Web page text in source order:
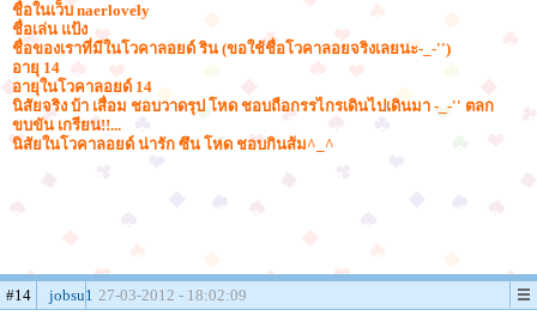
ชื่อในเว็บ naerlovely
ชื่อเล่น แป้ง
ชื่อของเราที่มีในโวคาลอยด์ ริน (ขอใช้ชื่อโวคาลอยจริงเลยนะ-_-'')
อายุ 14
อายุในโวคาลอยด์ 14
นิสัยจริง บ้า เสื่อม ชอบวาดรุป โหด ชอบถือกรรไกรเดินไปเดินมา -_-'' ตลก
ขบขัน เกรียน!!...
นิสัยในโวคาลอยด์ น่ารัก ซึน โหด ชอบกินส้ม^_^
#14 jobsu1 27-03-2012 - 18:02:09